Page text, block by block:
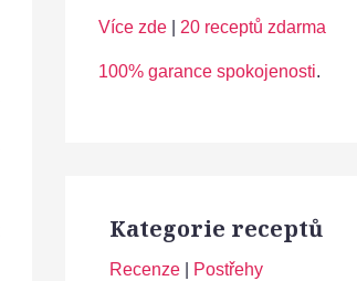
Více zde 20 receptů zdarma
100% garance spokojenosti.
Kategorie receptů
Recenze Postřehy